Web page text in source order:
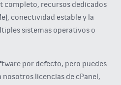
completo, recursos dedicados
conectividad estable y la
sistemas operativos o
por defecto, pero puedes
licencias de cPanel,